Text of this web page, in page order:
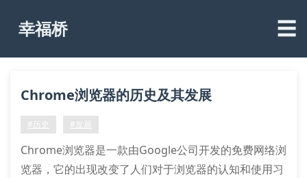
幸福桥 ☰
Chrome浏览器的历史及其发展
#历史 #发展
Chrome浏览器是一款由Google公司开发的免费网络浏
览器，它的出现改变了人们对于浏览器的认知和使用习